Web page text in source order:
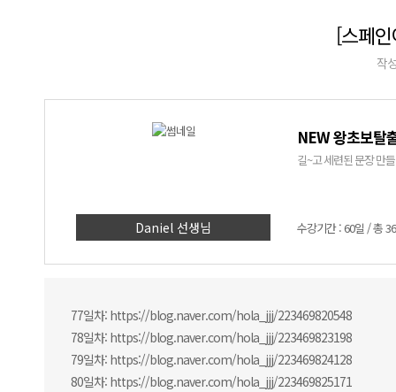
[스페
작
Daniel 선생님
NEW 왕초보탈
길~고 세련된 문장 만
수강기간 : 60일 / 총
77일차: https://blog.naver.com/hola_jjj/223469820548
78일차: https://blog.naver.com/hola_jjj/223469823198
79일차: https://blog.naver.com/hola_jjj/223469824128
80일차: https://blog.naver.com/hola_jjj/223469825171